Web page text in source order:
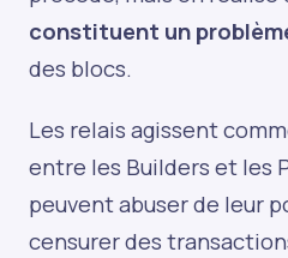
constituent un
des blocs.
Les relais agissent
entre les Builders et les
peuvent abuser de leur
censurer des